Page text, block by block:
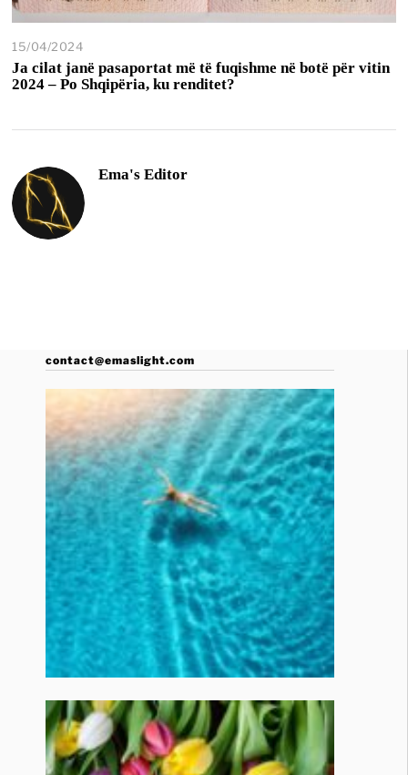
15/04/2024
Ja cilat janë pasaportat më të fuqishme në botë për vitin
2024 – Po Shqipëria, ku renditet?
Ema's Editor
contact@emaslight.com